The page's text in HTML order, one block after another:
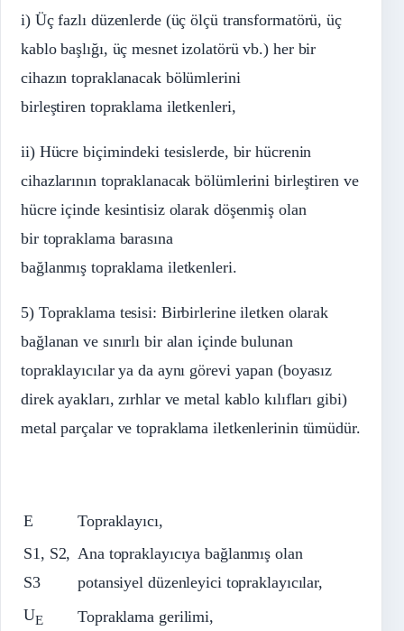
i) Üç fazlı düzenlerde (üç ölçü transformatörü, üç
kablo başlığı, üç mesnet izolatörü vb.) her bir
cihazın topraklanacak bölümlerini
birleştiren topraklama iletkenleri,
ii) Hücre biçimindeki tesislerde, bir hücrenin
cihazlarının topraklanacak bölümlerini birleştiren ve
hücre içinde kesintisiz olarak döşenmiş olan
bir topraklama barasına
bağlanmış topraklama iletkenleri.
5) Topraklama tesisi: Birbirlerine iletken olarak
bağlanan ve sınırlı bir alan içinde bulunan
topraklayıcılar ya da aynı görevi yapan (boyasız
direk ayakları, zırhlar ve metal kablo kılıfları gibi)
metal parçalar ve topraklama iletkenlerinin tümüdür.
E
Topraklayıcı,
S1, S2,
S3
Ana topraklayıcıya bağlanmış olan
potansiyel düzenleyici topraklayıcılar,
UE Topraklama gerilimi,